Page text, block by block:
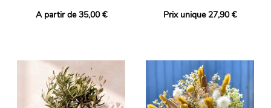
A partir de 35,00 € Prix unique 27,90 €